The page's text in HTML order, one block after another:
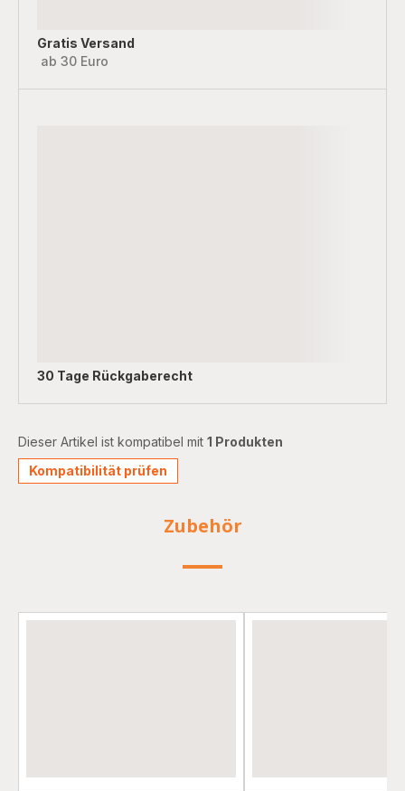
Gratis Versand
ab 30 Euro
30 Tage Rückgaberecht
Dieser Artikel ist kompatibel mit 1 Produkten
Kompatibilität prüfen
Zubehör